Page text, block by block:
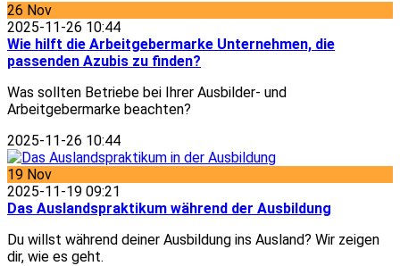
26 Nov
2025-11-26 10:44
Wie hilft die Arbeitgebermarke Unternehmen, die
passenden Azubis zu finden?
Was sollten Betriebe bei Ihrer Ausbilder- und
Arbeitgebermarke beachten?
2025-11-26 10:44
19 Nov
2025-11-19 09:21
Das Auslandspraktikum während der Ausbildung
Du willst während deiner Ausbildung ins Ausland? Wir zeigen
dir, wie es geht.